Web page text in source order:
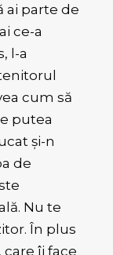
ai parte de
ce-a
l-a
cum să
putea
și-n
de
Nu te
În plus
care îi face